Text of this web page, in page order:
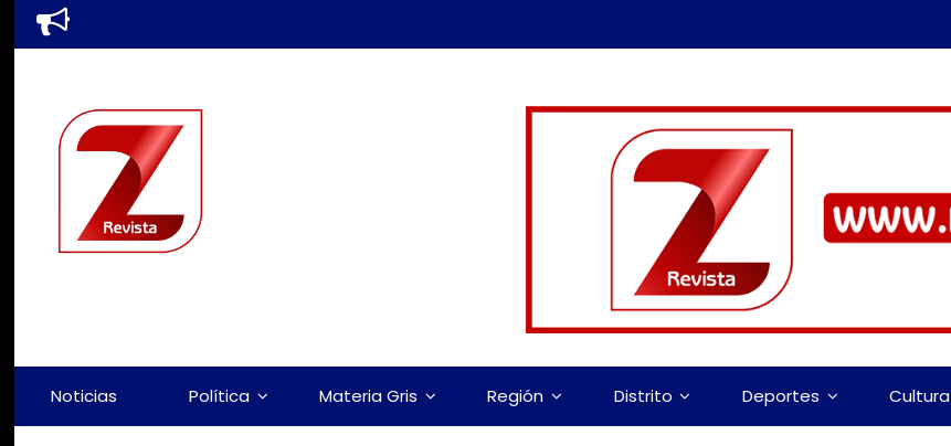
Noticias Política Materia Gris Región Distrito Deportes Cultura